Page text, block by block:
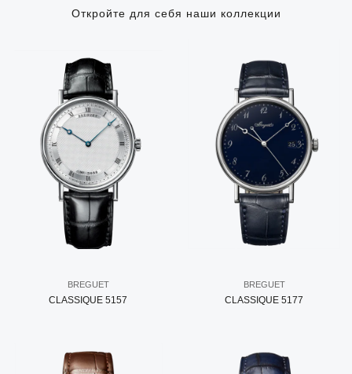
Откройте для себя наши коллекции
BREGUET
CLASSIQUE 5157
BREGUET
CLASSIQUE 5177